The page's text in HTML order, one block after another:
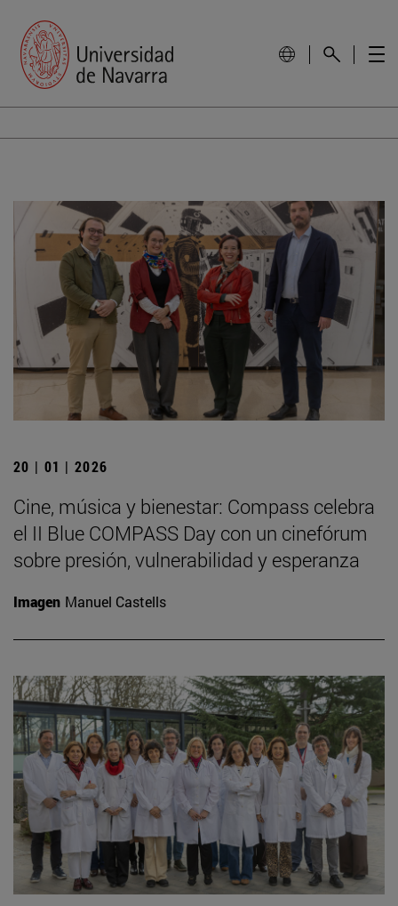
20 | 01 | 2026
Cine, música y bienestar: Compass celebra
el II Blue COMPASS Day con un cinefórum
sobre presión, vulnerabilidad y esperanza
Imagen Manuel Castells